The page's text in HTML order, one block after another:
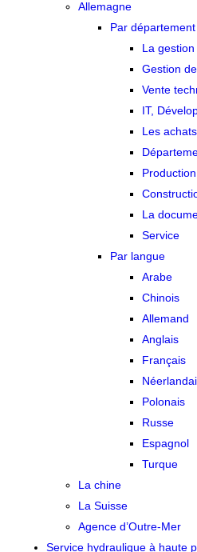
Allemagne
Par département
La gestion
Gestion
Vente
IT,
Les achats
Production
La
Service
Par langue
Arabe
Chinois
Allemand
Anglais
Français
Polonais
Russe
Espagnol
Turque
La chine
La Suisse
Agence d’Outre-Mer
Service hydraulique à haute